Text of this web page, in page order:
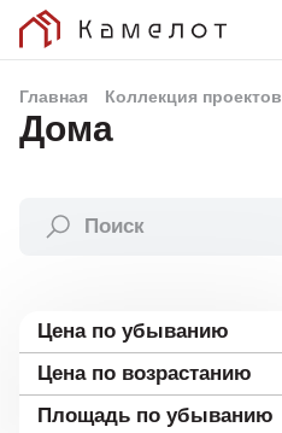
Главная Коллекция проектов
Дома
Цена по убыванию
Цена по возрастанию
Площадь по убыванию